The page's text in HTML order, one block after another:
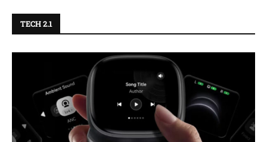
TECH 2.1